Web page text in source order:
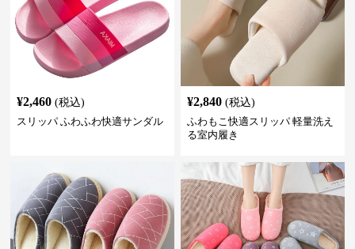
¥2,460 (税込)
スリッパ ふわふわ快適サンダル
¥2,840 (税込)
ふわもこ快適スリッパ 軽量洗え
る室内履き